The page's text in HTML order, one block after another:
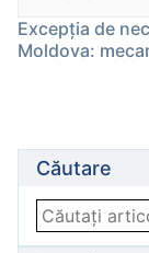
Excepția de
Moldova:
Căutare